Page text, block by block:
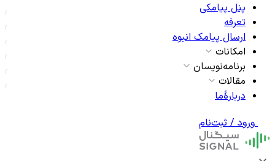
پنل پیامکی
تعرفه
ارسال پیامک انبوه
امکانات
برنامه‌نویسان
مقالات
دربارۀما
ورود / ثبت‌نام